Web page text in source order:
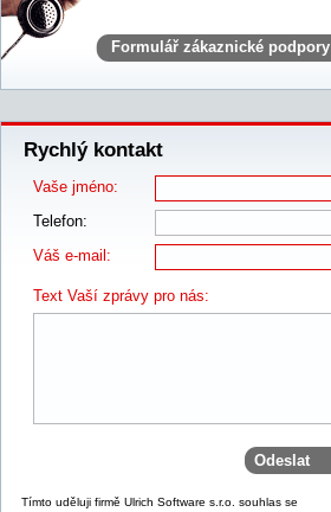
Formulář zákaznické podpory
Rychlý kontakt
Vaše jméno:
Telefon:
Váš e-mail:
Text Vaší zprávy pro nás:
Tímto uděluji firmě Ulrich Software s.r.o. souhlas se